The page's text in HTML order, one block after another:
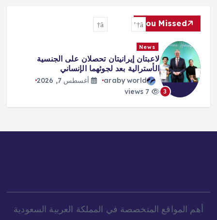
You Missed
4
News
طرابزون يكتب صفحة جديدة مع صلاح…
استقبال أسطوري وشغف لا يوصف
araby world
أغسطس 7, 2026
أهم المواقع المتخصصة في المملكة العربية السعودية